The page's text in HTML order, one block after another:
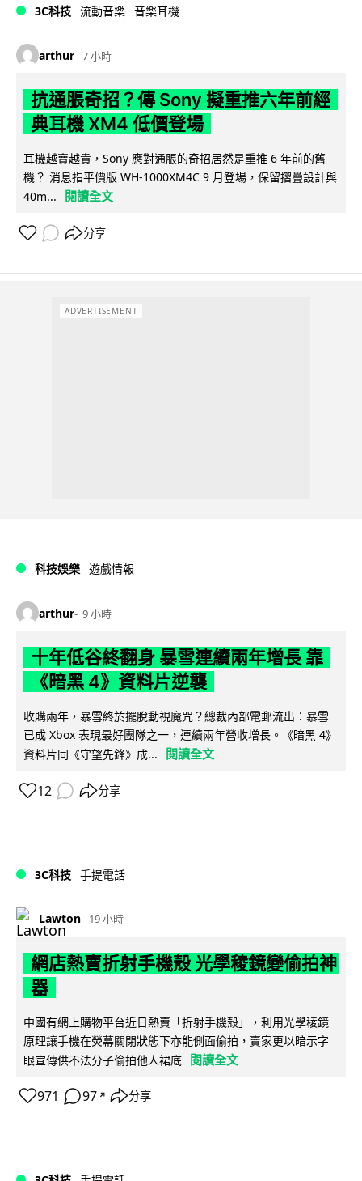
3C科技 流動音樂 音樂耳機
arthur 7 小時
抗通脹奇招？傳 Sony 擬重推六年前經
典耳機 XM4 低價登場
耳機越賣越貴，Sony 應對通脹的奇招居然是重推 6 年前的舊
機？ 消息指平價版 WH-1000XM4C 9 月登場，保留摺疊設計與
40m...
閱讀全文
分享
ADVERTISEMENT
科技娛樂 遊戲情報
arthur 9 小時
十年低谷終翻身 暴雪連續兩年增長 靠
《暗黑 4》資料片逆襲
收購兩年，暴雪終於擺脫動視魔咒？總裁內部電郵流出：暴雪
已成 Xbox 表現最好團隊之一，連續兩年營收增長。《暗黑 4》
資料片同《守望先鋒》成...
閱讀全文
12 分享
3C科技 手提電話
Lawton 19 小時
網店熱賣折射手機殼 光學稜鏡變偷拍神
器
中國有網上購物平台近日熱賣「折射手機殼」，利用光學稜鏡
原理讓手機在熒幕關閉狀態下亦能側面偷拍，賣家更以暗示字
眼宣傳供不法分子偷拍他人裙底 閱讀全文
971 97 ↗ 分享